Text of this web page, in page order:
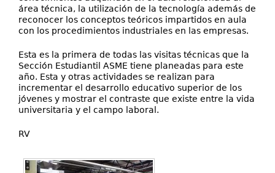
área técnica, la utilización de la tecnología además de
reconocer los conceptos teóricos impartidos en aula
con los procedimientos industriales en las empresas.
Esta es la primera de todas las visitas técnicas que la
Sección Estudiantil ASME tiene planeadas para este
año. Esta y otras actividades se realizan para
incrementar el desarrollo educativo superior de los
jóvenes y mostrar el contraste que existe entre la vida
universitaria y el campo laboral.
RV